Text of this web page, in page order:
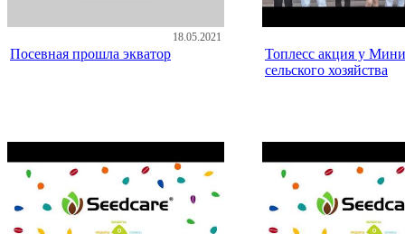
18.05.2021
Посевная прошла экватор
Топлесс акция у
сельского хозяйства